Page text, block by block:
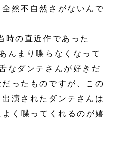
然不自然さがないんで
時の直近作であった
んまり喋らなくなって
なダンテさんが好きだ
ったものですが、この
出演されたダンテさんは
く喋ってくれるのが嬉